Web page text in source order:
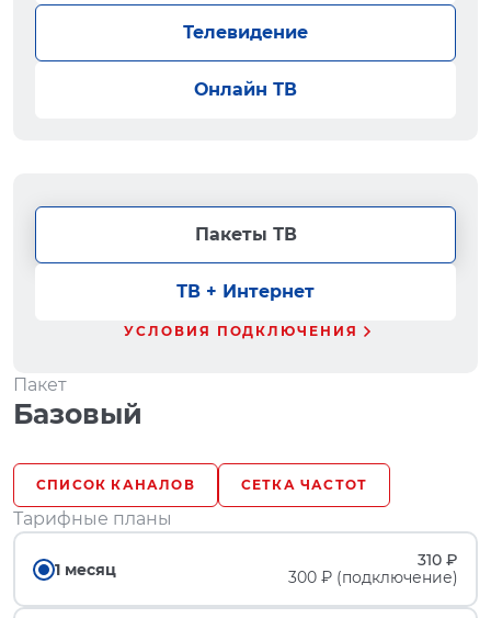
Телевидение
Онлайн ТВ
Пакеты ТВ
ТВ + Интернет
УСЛОВИЯ ПОДКЛЮЧЕНИЯ
Пакет
Базовый
СПИСОК КАНАЛОВ СЕТКА ЧАСТОТ
Тарифные планы
1 месяц
310 ₽
300 ₽ (подключение)